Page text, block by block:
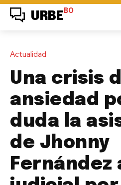
URBE BO
Actualidad
Una crisis
ansiedad
duda la
de Jhonny